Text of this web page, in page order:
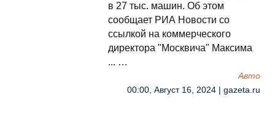
в 27 тыс. машин. Об этом
сообщает РИА Новости со
ссылкой на коммерческого
директора "Москвича" Максима
... …
Авто
00:00, Август 16, 2024 | gazeta.ru